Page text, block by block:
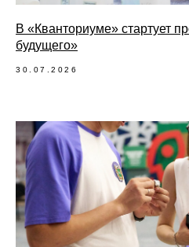
В «Кванториуме» стартует
будущего»
30.07.2026